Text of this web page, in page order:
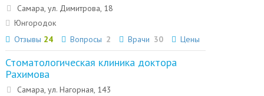
Самара, ул. Димитрова, 18
Юнгородок
Отзывы 24 Вопросы 2 Врачи 30 Цены
Стоматологическая клиника доктора
Рахимова
Самара, ул. Нагорная, 143